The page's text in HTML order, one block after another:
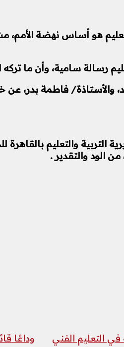
هو أساس نهضة الأمم،
رسالة سامية، وأن ما
والأستاذة/ فاطمة بدر،
التربية والتعليم
من الود والتقدير .
التعليم الفني
وداعًا